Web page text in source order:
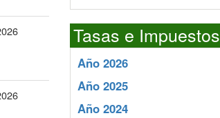
Tasas e Impuestos
Año 2026
Año 2025
Año 2024